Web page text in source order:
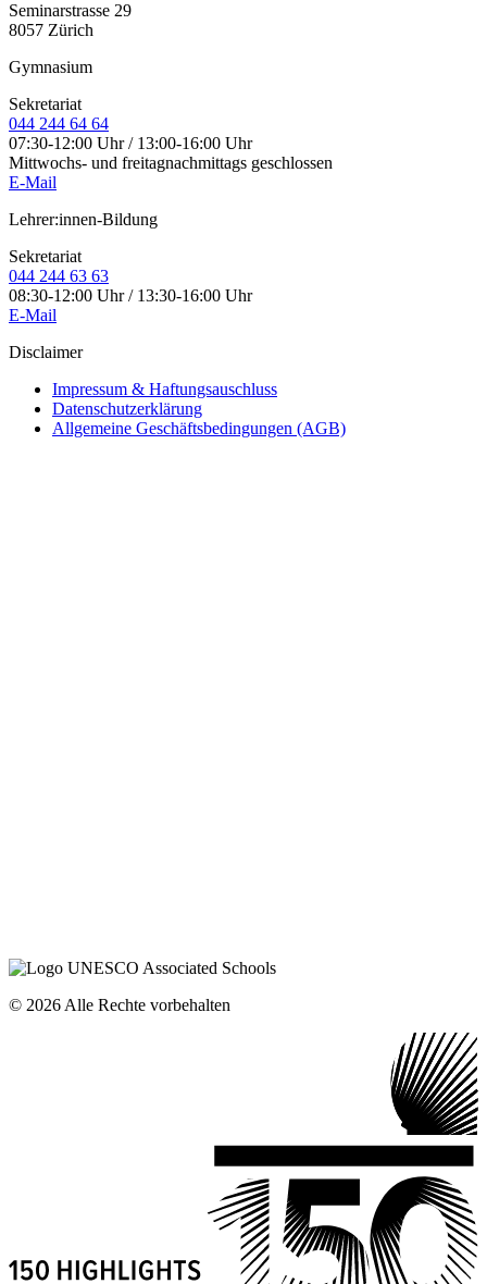
Seminarstrasse 29
8057 Zürich
Gymnasium
Sekretariat
044 244 64 64
07:30-12:00 Uhr / 13:00-16:00 Uhr
Mittwochs- und freitagnachmittags geschlossen
E-Mail
Lehrer:innen-Bildung
Sekretariat
044 244 63 63
08:30-12:00 Uhr / 13:30-16:00 Uhr
E-Mail
Disclaimer
Impressum & Haftungsauschluss
Datenschutzerklärung
Allgemeine Geschäftsbedingungen (AGB)
© 2026 Alle Rechte vorbehalten